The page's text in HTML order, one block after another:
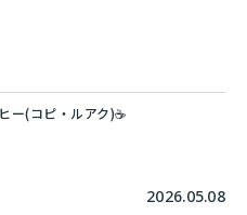
ー(コピ・ルアク)☕️
2026.05.08